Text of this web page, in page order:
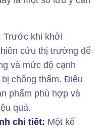
Trước khi khởi
cứu thị trường để
và mức độ cạnh
chống thấm. Điều
phẩm phù hợp và
quả.
chi tiết: Một kế